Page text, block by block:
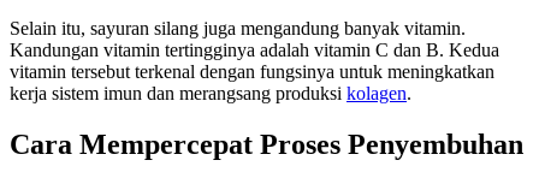
Selain itu, sayuran silang juga mengandung banyak vitamin.
Kandungan vitamin tertingginya adalah vitamin C dan B. Kedua
vitamin tersebut terkenal dengan fungsinya untuk meningkatkan
kerja sistem imun dan merangsang produksi kolagen.
Cara Mempercepat Proses Penyembuhan